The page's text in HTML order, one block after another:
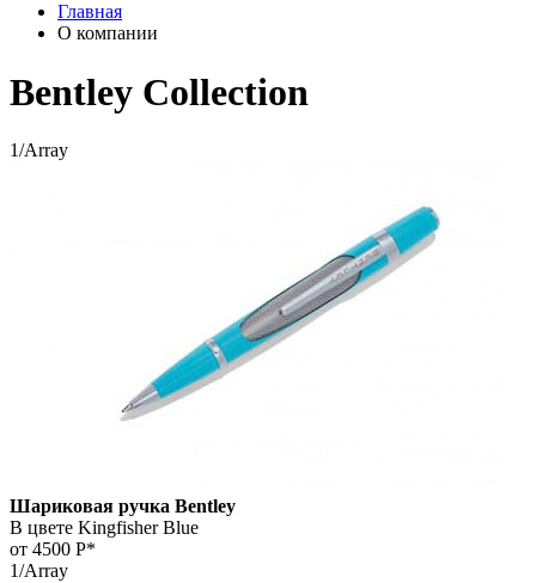
Главная
О компании
Bentley Collection
1/Array
Шариковая ручка Bentley
В цвете Kingfisher Blue
от 4500 Р*
1/Array